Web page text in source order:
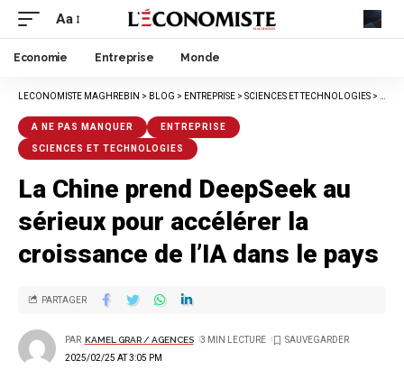
Aa
Economie Entreprise Monde
LECONOMISTE MAGHREBIN > BLOG > ENTREPRISE > SCIENCES ET TECHNOLOGIES >
A NE PAS MANQUER ENTREPRISE
SCIENCES ET TECHNOLOGIES
La Chine prend DeepSeek au
sérieux pour accélérer la
croissance de l’IA dans le pays
2025/02/25 AT 3:05 PM
PAR KAMEL GRAR / AGENCES 3 MIN LECTURE
PARTAGER